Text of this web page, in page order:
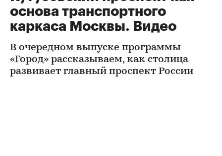
основа транспортного
каркаса Москвы. Видео
В очередном выпуске программы
«Город» рассказываем, как столица
развивает главный проспект России